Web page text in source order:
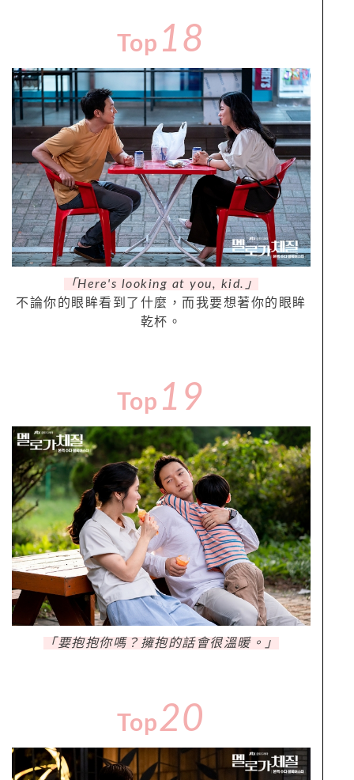
Top 18
「Here's looking at you, kid. 」
不論你的眼眸看到了什麼，而我要想著你的眼眸
乾杯。
Top 19
「要抱抱你嗎？擁抱的話會很溫暖。」
Top20